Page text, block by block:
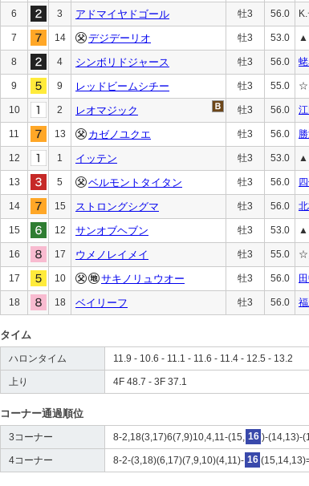
6 3 アドマイヤドゴール 牡3 56.0
7 14 デジデーリオ 牡3 53.0 ▲
8 4 シンボリドジャース 牡3 56.0
9 9 レッドビームシチー 牡3 55.0 ☆
10 2 レオマジック 牡3 56.0
11 13 カゼノユクエ 牡3 56.0
12 1 イッテン 牡3 53.0 ▲
13 5 ベルモントタイタン 牡3 56.0
14 15 ストロングシグマ 牡3 56.0
15 12 サンオブヘブン 牡3 53.0 ▲
16 17 ウメノレイメイ 牡3 55.0 ☆
17 10 サキノリュウオー 牡3 56.0
18 18 ベイリーフ 牡3 56.0
タイム
ハロンタイム 11.9 - 10.6 - 11.1 - 11.6 - 11.4 - 12.5 - 13.2
上り 4F 48.7 - 3F 37.1
コーナー通過順位
3コーナー 8-2,18(3,17)6(7,9)10,4,11-(15, 16 )-(14,13)-
4コーナー 8-2-(3,18)(6,17)(7,9,10)(4,11)- 16